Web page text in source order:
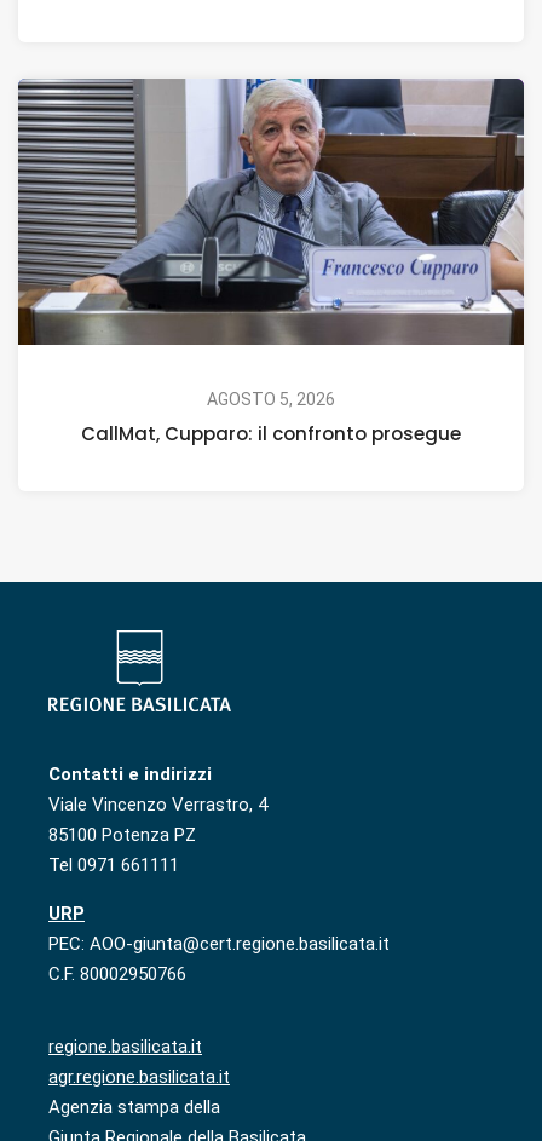
AGOSTO 5, 2026
CallMat, Cupparo: il confronto prosegue
Contatti e indirizzi
Viale Vincenzo Verrastro, 4
85100 Potenza PZ
Tel 0971 661111
URP
PEC: AOO-giunta@cert.regione.basilicata.it
C.F. 80002950766
regione.basilicata.it
agr.regione.basilicata.it
Agenzia stampa della